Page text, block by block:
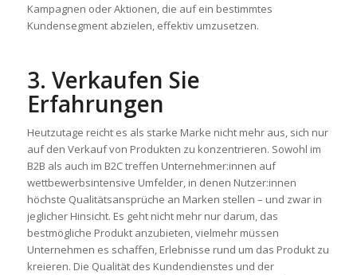
Kampagnen oder Aktionen, die auf ein bestimmtes
Kundensegment abzielen, effektiv umzusetzen.
3. Verkaufen Sie
Erfahrungen
Heutzutage reicht es als starke Marke nicht mehr aus, sich nur
auf den Verkauf von Produkten zu konzentrieren. Sowohl im
B2B als auch im B2C treffen Unternehmer:innen auf
wettbewerbsintensive Umfelder, in denen Nutzer:innen
höchste Qualitätsansprüche an Marken stellen – und zwar in
jeglicher Hinsicht. Es geht nicht mehr nur darum, das
bestmögliche Produkt anzubieten, vielmehr müssen
Unternehmen es schaffen, Erlebnisse rund um das Produkt zu
kreieren. Die Qualität des Kundendienstes und der